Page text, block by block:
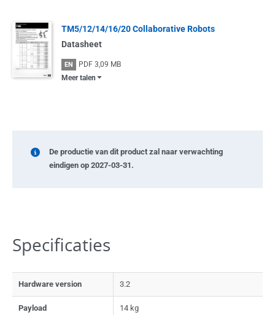
TM5/12/14/16/20 Collaborative Robots
Datasheet
EN PDF 3,09 MB
Meer talen
De productie van dit product zal naar verwachting
eindigen op 2027-03-31.
Specificaties
Hardware version 3.2
Payload 14 kg